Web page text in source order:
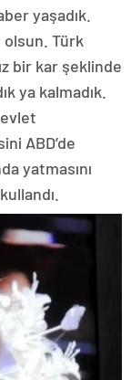
yaşadık.
olsun. Türk
bir kar şeklinde
ya kalmadık.
ABD’de
yatmasını